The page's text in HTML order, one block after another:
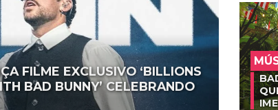
FILME EXCLUSIVO ‘BILLIONS
BAD BUNNY’ CELEBRANDO